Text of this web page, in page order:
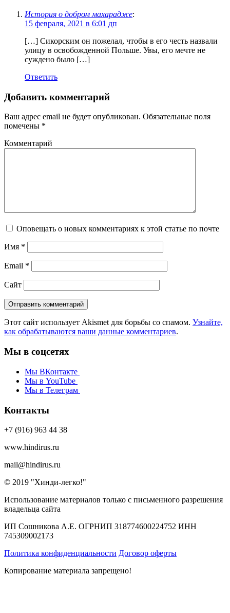
История о добром махарадже:
15 февраля, 2021 в 6:01 дп
[…] Сикорским он пожелал, чтобы в его честь назвали
улицу в освобожденной Польше. Увы, его мечте не
суждено было […]
Ответить
Добавить комментарий
Ваш адрес email не будет опубликован. Обязательные поля
помечены *
Комментарий
Оповещать о новых комментариях к этой статье по почте
Имя *
Email *
Сайт
Этот сайт использует Akismet для борьбы со спамом. Узнайте,
как обрабатываются ваши данные комментариев.
Мы в соцсетях
Мы ВКонтакте
Мы в YouTube
Мы в Телеграм
Контакты
+7 (916) 963 44 38
www.hindirus.ru
mail@hindirus.ru
© 2019 "Хинди-легко!"
Использование материалов только с письменного разрешения
владельца сайта
ИП Сошникова А.Е. ОГРНИП 318774600224752 ИНН
745309002173
Политика конфиденциальности Договор оферты
Копирование материала запрещено!